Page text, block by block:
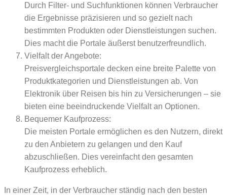
Durch Filter- und Suchfunktionen können Verbraucher
die Ergebnisse präzisieren und so gezielt nach
bestimmten Produkten oder Dienstleistungen suchen.
Dies macht die Portale äußerst benutzerfreundlich.
Vielfalt der Angebote:
Preisvergleichsportale decken eine breite Palette von
Produktkategorien und Dienstleistungen ab. Von
Elektronik über Reisen bis hin zu Versicherungen – sie
bieten eine beeindruckende Vielfalt an Optionen.
Bequemer Kaufprozess:
Die meisten Portale ermöglichen es den Nutzern, direkt
zu den Anbietern zu gelangen und den Kauf
abzuschließen. Dies vereinfacht den gesamten
Kaufprozess erheblich.
In einer Zeit, in der Verbraucher ständig nach den besten